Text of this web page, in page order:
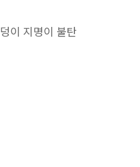
이 지명이 불탄